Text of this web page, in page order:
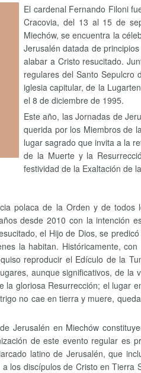
El cardenal Fernando Filoni
Cracovia, del 13 al 15 de
Miechów, se encuentra la
Jerusalén datada de
alabar a Cristo resucitado.
regulares del Santo Sepulcro
iglesia capitular, de la
el 8 de diciembre de 1995.
Este año, las Jornadas de
querida por los Miembros de
lugar sagrado que invita a la
de la Muerte y la
festividad de la Exaltación de
polaca de la Orden y de todos
desde 2010 con la intención
el Hijo de Dios, se
la habitan. Históricamente,
reproducir el Edículo de la
aunque significativos, de la
gloriosa Resurrección; el lugar
no cae en tierra y muere,
Jerusalén en Miechów
de este evento regular es
latino de Jerusalén, que
los discípulos de Cristo en Tierra